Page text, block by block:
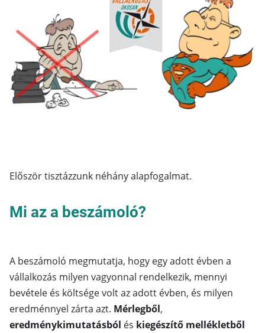
Először tisztázzunk néhány alapfogalmat.
Mi az a beszámoló?
A beszámoló megmutatja, hogy egy adott évben a
vállalkozás milyen vagyonnal rendelkezik, mennyi
bevétele és költsége volt az adott évben, és milyen
eredménnyel zárta azt. Mérlegből,
eredménykimutatásból és kiegészítő mellékletből